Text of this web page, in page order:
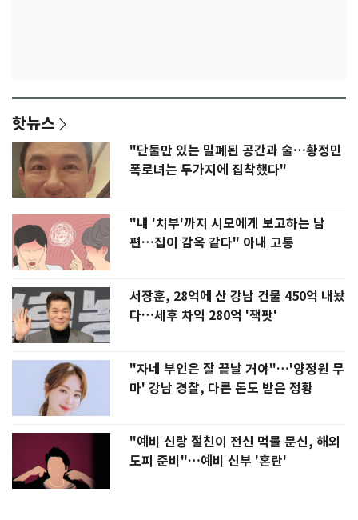
핫뉴스
"단둘만 있는 밀폐된 공간과 술…황정민
폭로녀는 두가지에 집착했다"
"내 '치부'까지 시모에게 보고하는 남
편…집이 감옥 같다" 아내 고통
서장훈, 28억에 산 강남 건물 450억 내놨
다…세후 차익 280억 '잭팟'
"자네 부인은 잘 끝날 거야"…'양정원 무
마' 강남 경찰, 다른 돈도 받은 정황
"예비 신랑 절친이 전신 먹물 문신, 해외
도피 준비"…예비 신부 '혼란'